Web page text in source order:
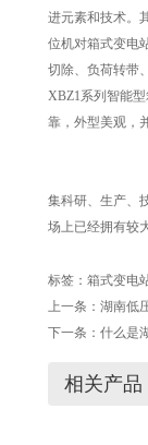
进元素和技术。
位机对箱式变电
切除、负荷转带
XBZ1系列智能
靠，外型美观，
集科研、生产、
场上已经拥有较
标签： 箱式变电
上一条： 湖南低
下一条： 什么是
相关产品